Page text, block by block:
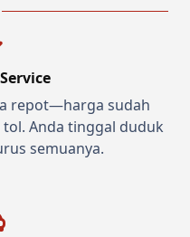
repot—harga sudah
Anda tinggal duduk
semuanya.